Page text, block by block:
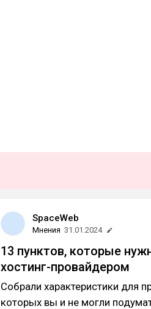
SpaceWeb
Мнения 31.01.2024
13 пунктов, которые
хостинг-провайдером
Собрали характеристики для
которых вы и не могли